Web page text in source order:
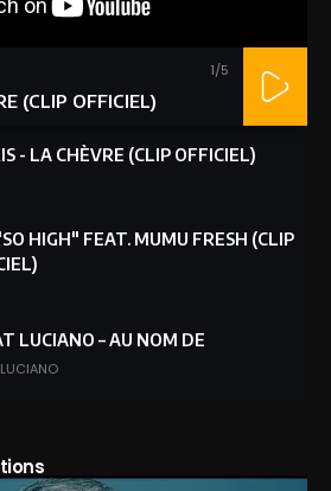
1/5
(CLIP OFFICIEL)
- LA CHÈVRE (CLIP OFFICIEL)
HIGH" FEAT. MUMU FRESH (CLIP
LUCIANO – AU NOM DE